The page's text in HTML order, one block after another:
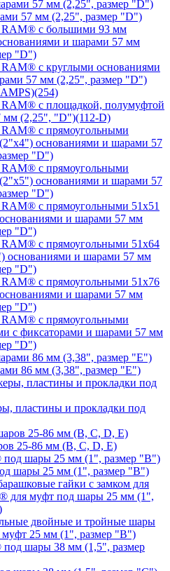
57 мм (2,25", размер "D")
RAM® с большими 93 мм
и шарами 57 мм
"D")
с круглыми основаниями
57 мм (2,25", размер "D")
с площадкой, полумуфтой
мм (2,25", "D")(112-D)
с прямоугольными
основаниями и шарами 57
"D")
с прямоугольными
основаниями и шарами 57
"D")
с прямоугольными 51х51
и шарами 57 мм
"D")
с прямоугольными 51х64
основаниями и шарами 57 мм
"D")
с прямоугольными 51х76
и шарами 57 мм
"D")
с прямоугольными
с фиксаторами и шарами 57 мм
"D")
86 мм (3,38", размер "E")
пластины и прокладки под
25-86 мм (B, C, D, E)
шары 25 мм (1", размер "B")
гайки с замком для
для муфт под шары 25 мм (1",
двойные и тройные шары
25 мм (1", размер "B")